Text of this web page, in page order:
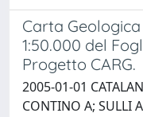
Carta
1:50.000 del
Progetto CARG.
2005-01-01
CONTINO A; SULLI